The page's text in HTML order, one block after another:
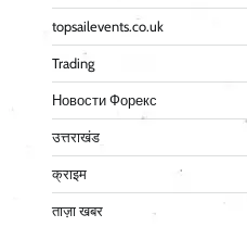
topsailevents.co.uk
Trading
Новости Форекс
उत्तराखंड
क्राइम
ताज़ा खबर